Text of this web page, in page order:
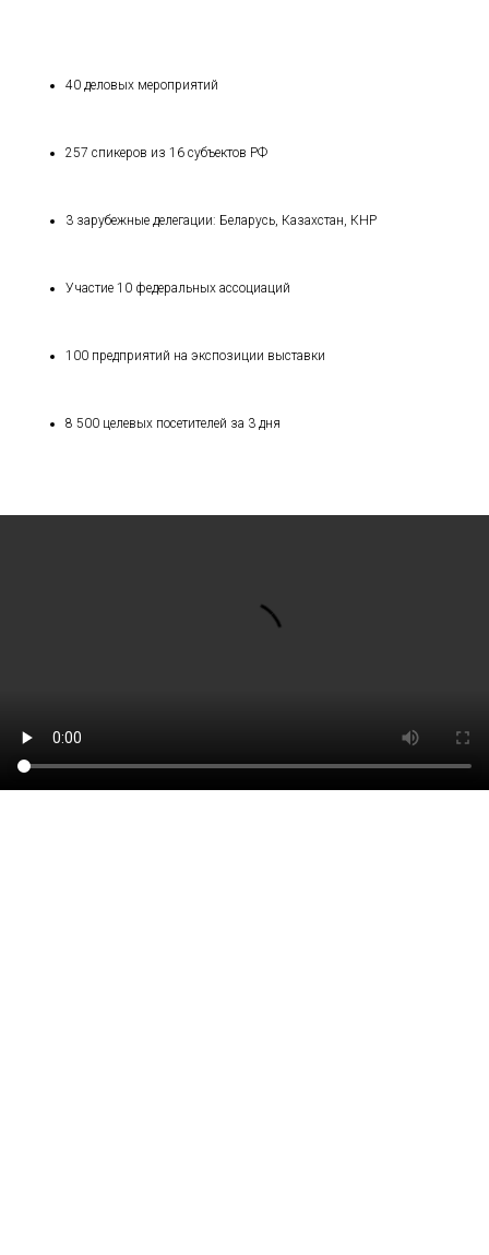
40 деловых мероприятий
257 спикеров из 16 субъектов РФ
3 зарубежные делегации: Беларусь, Казахстан, КНР
Участие 10 федеральных ассоциаций
100 предприятий на экспозиции выставки
8 500 целевых посетителей за 3 дня